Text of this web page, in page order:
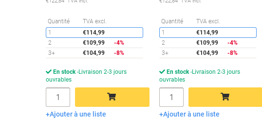
Quantité TVA excl.
Économies
1
€114,99
2
€109,99
-4%
3+
€104,99 -8%
En stock Livraison 2-3 jours
ouvrables
Quantité
Ajouter au panier
Ajouter à une liste
Quantité TVA excl.
1
€114,99
2
€109,99
-4%
3+
€104,99 -8%
En stock Livraison 2-3 jours
ouvrables
Quantité
Ajouter au panier
Ajouter à une liste